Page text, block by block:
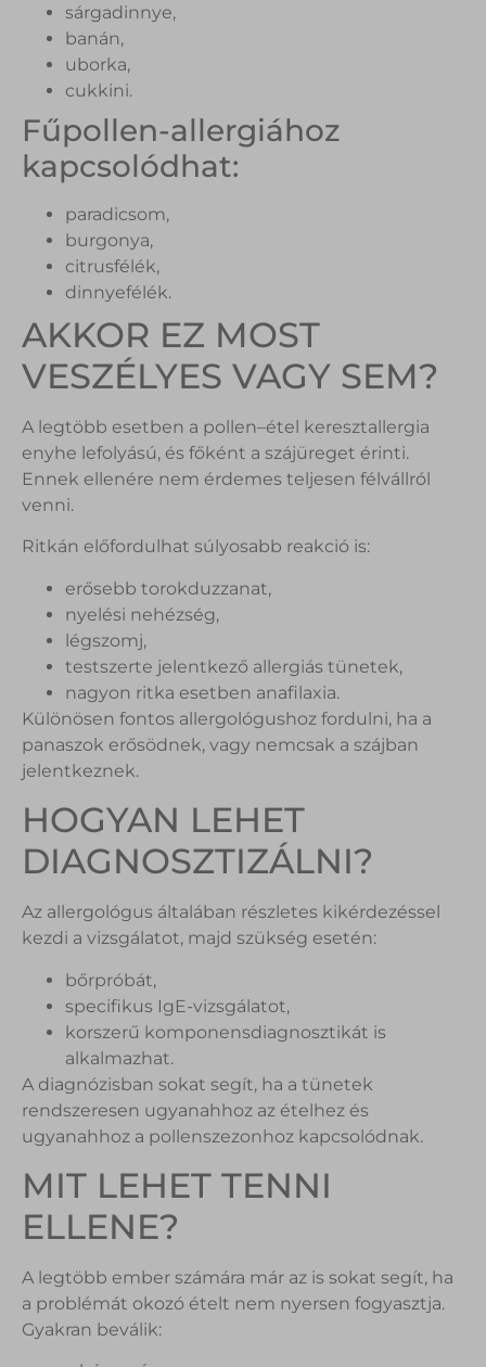
sárgadinnye,
banán,
uborka,
cukkini.
Fűpollen-allergiához
kapcsolódhat:
paradicsom,
burgonya,
citrusfélék,
dinnyefélék.
AKKOR EZ MOST
VESZÉLYES VAGY SEM?
A legtöbb esetben a pollen–étel keresztallergia
enyhe lefolyású, és főként a szájüreget érinti.
Ennek ellenére nem érdemes teljesen félvállról
venni.
Ritkán előfordulhat súlyosabb reakció is:
erősebb torokduzzanat,
nyelési nehézség,
légszomj,
testszerte jelentkező allergiás tünetek,
nagyon ritka esetben anafilaxia.
Különösen fontos allergológushoz fordulni, ha a
panaszok erősödnek, vagy nemcsak a szájban
jelentkeznek.
HOGYAN LEHET
DIAGNOSZTIZÁLNI?
Az allergológus általában részletes kikérdezéssel
kezdi a vizsgálatot, majd szükség esetén:
bőrpróbát,
specifikus IgE-vizsgálatot,
korszerű komponensdiagnosztikát is
alkalmazhat.
A diagnózisban sokat segít, ha a tünetek
rendszeresen ugyanahhoz az ételhez és
ugyanahhoz a pollenszezonhoz kapcsolódnak.
MIT LEHET TENNI
ELLENE?
A legtöbb ember számára már az is sokat segít, ha
a problémát okozó ételt nem nyersen fogyasztja.
Gyakran beválik: